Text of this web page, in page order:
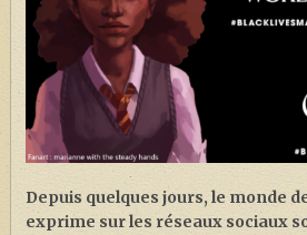
HARRY POTTER : LIVRES
BIOPICS DE HARRY POTTER
LES ANIMAUX FANTASTIQUES
J. K. ROWLING
ARTISANAT MOLDU
FANDOM
Depuis quelques jours, le monde
exprime sur les réseaux sociaux